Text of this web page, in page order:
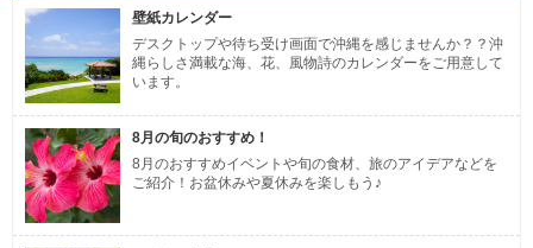
壁紙カレンダー
デスクトップや待ち受け画面で沖縄を感じませんか？？沖
縄らしさ満載な海、花、風物詩のカレンダーをご用意して
います。
8月の旬のおすすめ！
8月のおすすめイベントや旬の食材、旅のアイデアなどを
ご紹介！お盆休みや夏休みを楽しもう♪